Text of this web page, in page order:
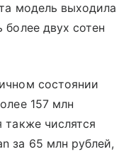
модель выходила
более двух сотен
состоянии
157 млн
также числятся
за 65 млн рублей,